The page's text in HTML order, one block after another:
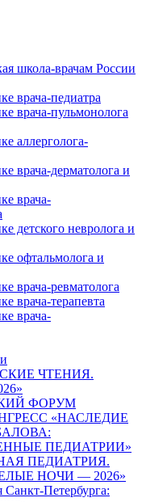
школа-врачам России
врача-педиатра
врача-пульмонолога
аллерголога-
врача-дерматолога и
врача-
детского невролога и
офтальмолога и
врача-ревматолога
врача-терапевта
врача-
ЧТЕНИЯ.
ФОРУМ
«НАСЛЕДИЕ
ПЕДИАТРИИ»
ПЕДИАТРИЯ.
НОЧИ — 2026»
Санкт-Петербурга: